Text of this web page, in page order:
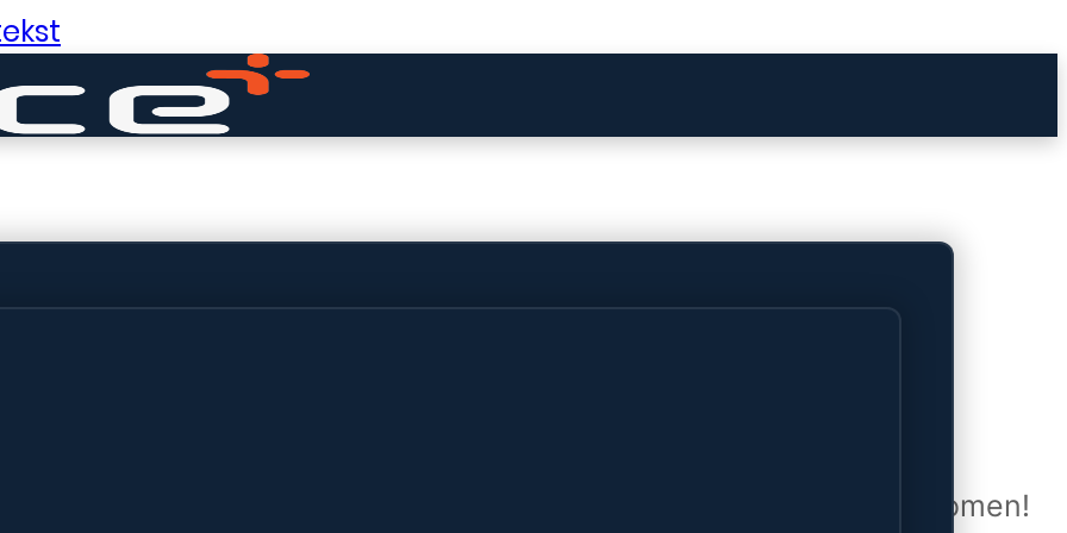
dingen in het verschiet
winkel wordt momenteel gebouwd en zal binnenkort online komen!